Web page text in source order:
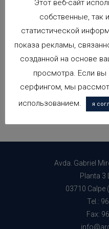
ВИЛЛА В
Дата: 2005
Местоположение:
Частный дом с
420,20
Avda. Gabriel
Planta 3
03710 Calpe
Tel.:
Fax:
Этот веб-сайт
собственные, так
статистической
показа рекламы,
созданной на основе
просмотра. Если вы
серфингом, мы
использованием.
я